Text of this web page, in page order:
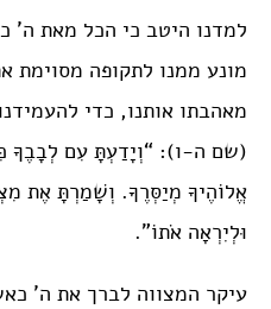
למדנו היטב כי הכל מאת ה’
מונע ממנו לתקופה מסוימת
מאהבתו אותנו, כדי
(שם ה-ו): “וְיָדַעְתָּ עִם לְבָבֶךָ
אֱלוֹהֶיךָ מְיַסְּרֶךָּ. וְשָׁמַרְתָּ אֶת
וּלְיִרְאָה אֹתוֹ”.
עיקר המצווה לברך את ה’